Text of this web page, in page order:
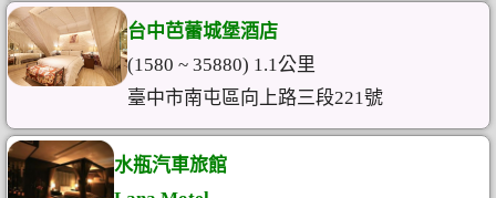
台中芭蕾城堡酒店
(1580 ~ 35880) 1.1公里
臺中市南屯區向上路三段221號
水瓶汽車旅館